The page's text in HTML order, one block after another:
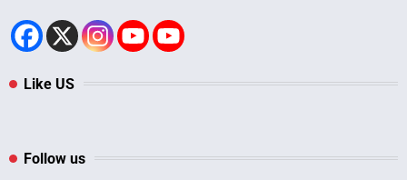
Like US
Follow us